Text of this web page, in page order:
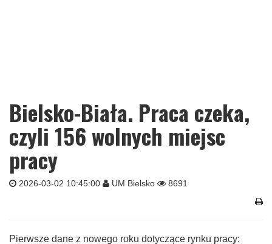
Bielsko-Biała. Praca czeka,
czyli 156 wolnych miejsc
pracy
2026-03-02 10:45:00 UM Bielsko 8691
Pierwsze dane z nowego roku dotyczące rynku pracy: